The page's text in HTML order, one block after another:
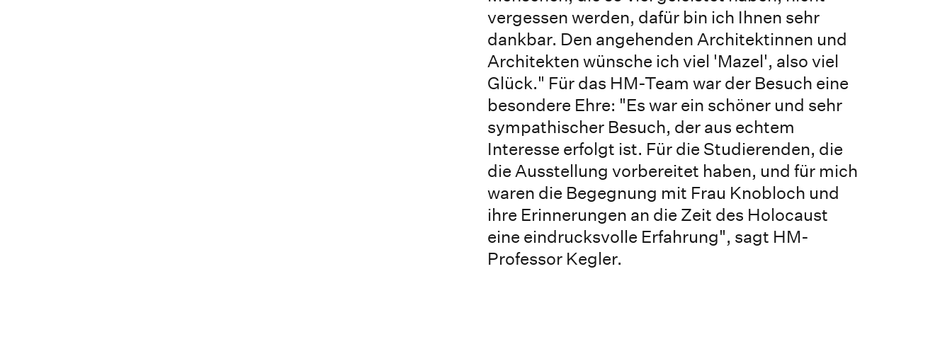
vergessen werden, dafür bin ich Ihnen sehr
dankbar. Den angehenden Architektinnen und
Architekten wünsche ich viel 'Mazel', also viel
Glück." Für das HM-Team war der Besuch eine
besondere Ehre: "Es war ein schöner und sehr
sympathischer Besuch, der aus echtem
Interesse erfolgt ist. Für die Studierenden, die
die Ausstellung vorbereitet haben, und für mich
waren die Begegnung mit Frau Knobloch und
ihre Erinnerungen an die Zeit des Holocaust
eine eindrucksvolle Erfahrung", sagt HM-
Professor Kegler.